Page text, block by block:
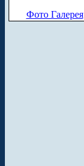
Фото Галерея